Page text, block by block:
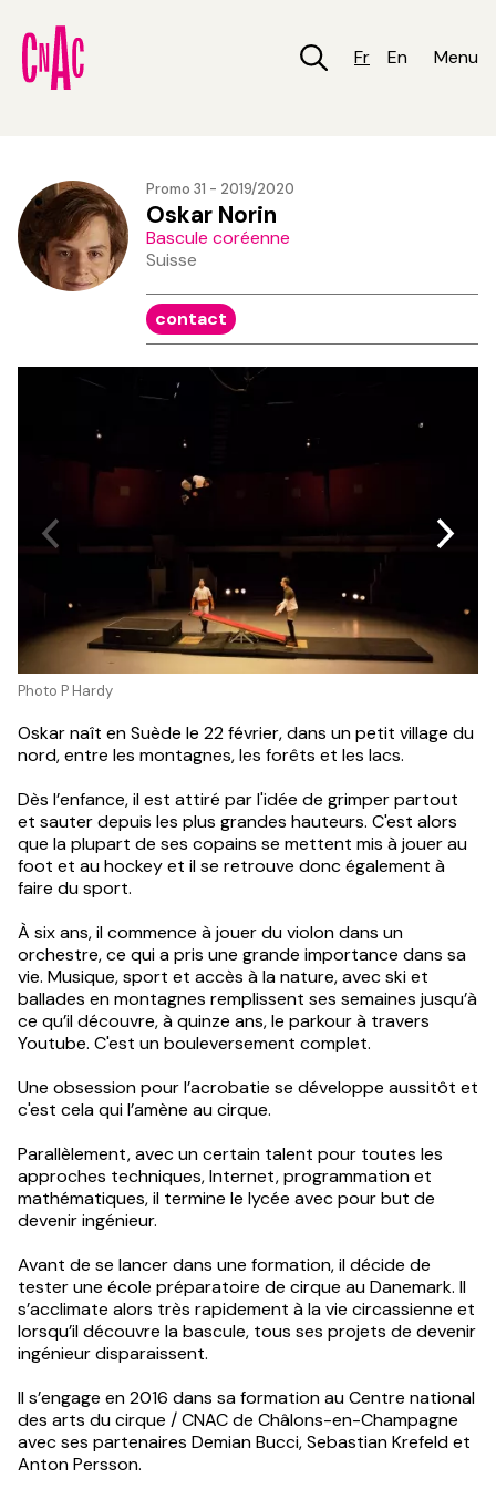
contenu
principal
Fr En Menu
Promo 31 - 2019/2020
Oskar Norin
Bascule coréenne
Suisse
contact
Photo P Hardy
Oskar naît en Suède le 22 février, dans un petit village du
nord, entre les montagnes, les forêts et les lacs.
Dès l’enfance, il est attiré par l'idée de grimper partout
et sauter depuis les plus grandes hauteurs. C'est alors
que la plupart de ses copains se mettent mis à jouer au
foot et au hockey et il se retrouve donc également à
faire du sport.
À six ans, il commence à jouer du violon dans un
orchestre, ce qui a pris une grande importance dans sa
vie. Musique, sport et accès à la nature, avec ski et
ballades en montagnes remplissent ses semaines jusqu’à
ce qu’il découvre, à quinze ans, le parkour à travers
Youtube. C'est un bouleversement complet.
Une obsession pour l’acrobatie se développe aussitôt et
c'est cela qui l’amène au cirque.
Parallèlement, avec un certain talent pour toutes les
approches techniques, Internet, programmation et
mathématiques, il termine le lycée avec pour but de
devenir ingénieur.
Avant de se lancer dans une formation, il décide de
tester une école préparatoire de cirque au Danemark. Il
s’acclimate alors très rapidement à la vie circassienne et
lorsqu’il découvre la bascule, tous ses projets de devenir
ingénieur disparaissent.
Il s’engage en 2016 dans sa formation au Centre national
des arts du cirque / CNAC de Châlons-en-Champagne
avec ses partenaires Demian Bucci, Sebastian Krefeld et
Anton Persson.